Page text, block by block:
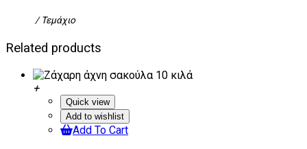
/ Τεμάχιο
Related products
Quick view
Add to wishlist
Add To Cart